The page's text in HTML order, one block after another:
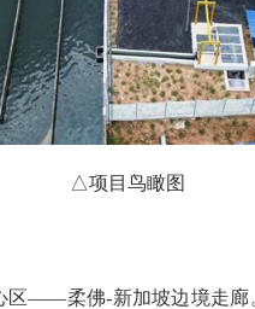
△项目鸟瞰图
区——柔佛-新加坡边境走